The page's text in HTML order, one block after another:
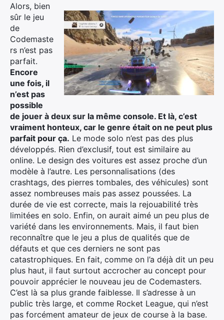
Alors, bien
sûr le jeu
de
Codemaste
rs n’est pas
parfait.
Encore
une fois, il
n’est pas
possible
de jouer à deux sur la même console. Et là, c’est
vraiment honteux, car le genre était on ne peut plus
parfait pour ça. Le mode solo n’est pas des plus
développés. Rien d’exclusif, tout est similaire au
online. Le design des voitures est assez proche d’un
modèle à l’autre. Les personnalisations (des
crashtags, des pierres tombales, des véhicules) sont
assez nombreuses mais pas assez poussées. La
durée de vie est correcte, mais la rejouabilité très
limitées en solo. Enfin, on aurait aimé un peu plus de
variété dans les environnements. Mais, il faut bien
reconnaître que le jeu a plus de qualités que de
défauts et que ces derniers ne sont pas
catastrophiques. En fait, comme on l’a déjà dit un peu
plus haut, il faut surtout accrocher au concept pour
pouvoir apprécier le nouveau jeu de Codemasters.
C’est là sa plus grande faiblesse. Il s’adresse à un
public très large, et comme Rocket League, qui n’est
pas forcément amateur de jeux de course à la base.